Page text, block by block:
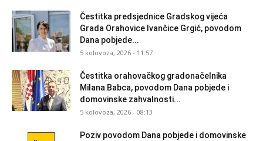
Čestitka predsjednice Gradskog vijeća
Grada Orahovice Ivančice Grgić, povodom
Dana pobjede...
5 kolovoza, 2026 - 11:57
Čestitka orahovačkog gradonačelnika
Milana Babca, povodom Dana pobjede i
domovinske zahvalnosti...
5 kolovoza, 2026 - 08:13
Poziv povodom Dana pobjede i domovinske